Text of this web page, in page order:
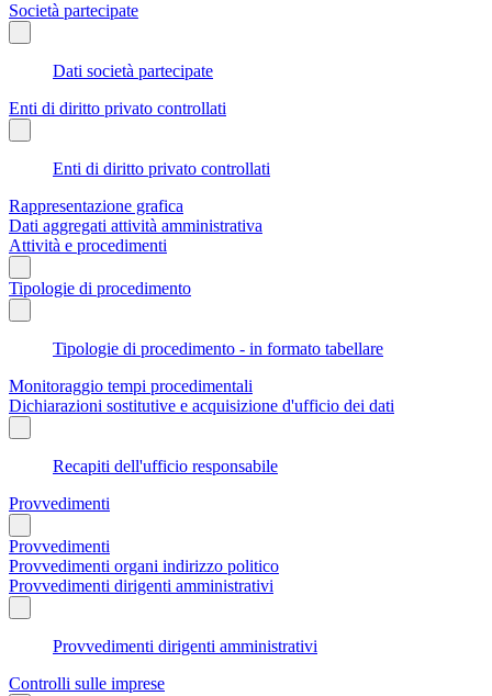
Società partecipate
Dati società partecipate
Enti di diritto privato controllati
Enti di diritto privato controllati
Rappresentazione grafica
Dati aggregati attività amministrativa
Attività e procedimenti
Tipologie di procedimento
Tipologie di procedimento - in formato tabellare
Monitoraggio tempi procedimentali
Dichiarazioni sostitutive e acquisizione d'ufficio dei dati
Recapiti dell'ufficio responsabile
Provvedimenti
Provvedimenti
Provvedimenti organi indirizzo politico
Provvedimenti dirigenti amministrativi
Provvedimenti dirigenti amministrativi
Controlli sulle imprese